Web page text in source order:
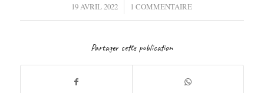
19 AVRIL 2022
/ 1 COMMENTAIRE
Partager cette publication